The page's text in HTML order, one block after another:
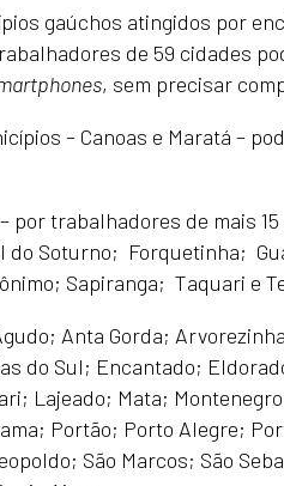
gaúchos atingidos por
de 59 cidades
, sem precisar
– Canoas e Maratá –
por trabalhadores de mais
do Soturno; Forquetinha;
Sapiranga; Taquari e
Anta Gorda;
do Sul; Encantado;
Lajeado; Mata;
Portão; Porto Alegre;
São Marcos; São